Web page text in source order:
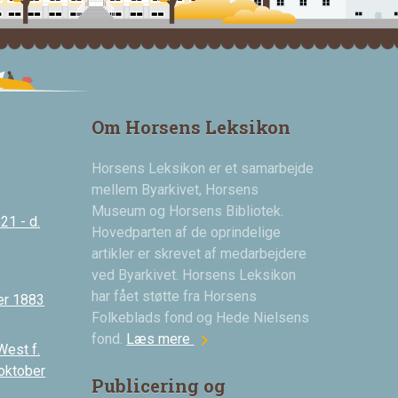
- d.
1883
f.
Om Horsens Leksikon
Horsens Leksikon er et samarbejde
mellem Byarkivet, Horsens
Museum og Horsens Bibliotek.
Hovedparten af de oprindelige
artikler er skrevet af medarbejdere
ved Byarkivet. Horsens Leksikon
har fået støtte fra Horsens
Folkeblads fond og Hede Nielsens
fond. Læs mere chevron_right
Publicering og